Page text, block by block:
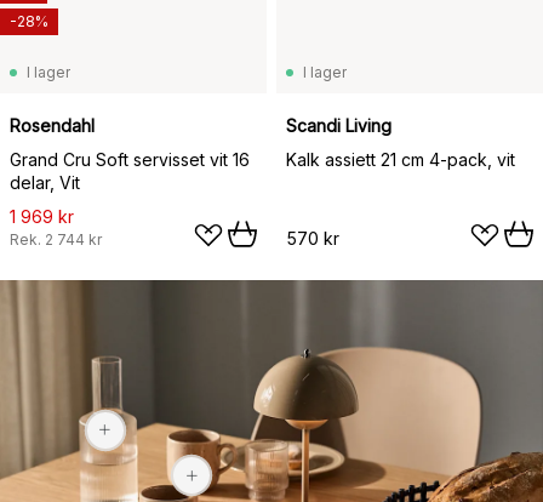
I lager
Rosendahl
Grand Cru Soft servisset vit 16
delar, Vit
1 969 kr
Rek. 2 744 kr
-28%
I lager
Scandi Living
Kalk assiett 21 cm 4-pack, vit
570 kr
1 420 kr
49 kr